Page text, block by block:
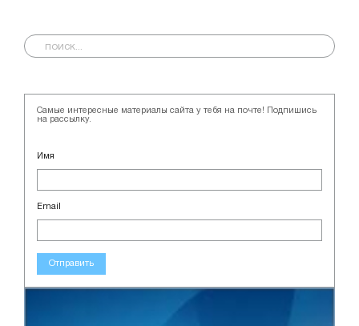
Самые интересные материалы сайта у тебя на почте! Подпишись
на рассылку.
Имя
Email
Отправить